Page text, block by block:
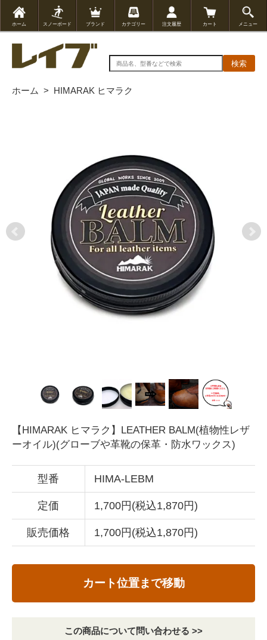
ホーム スノーボード ブランド カテゴリー 注文履歴 カート メニュー
検索
ホーム > HIMARAK ヒマラク
【HIMARAK ヒマラク】LEATHER BALM(植物性レザ
ーオイル)(グローブや革靴の保革・防水ワックス)
型番 HIMA-LEBM
定価 1,700円(税込1,870円)
販売価格 1,700円(税込1,870円)
カート位置まで移動
この商品について問い合わせる >>